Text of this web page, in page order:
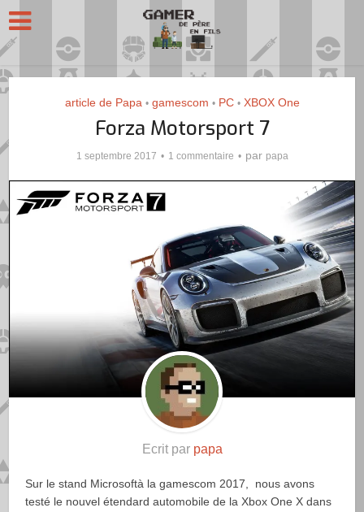
article de Papa • gamescom • PC • XBOX One
Forza Motorsport 7
1 septembre 2017 1 commentaire par papa
Ecrit par papa
Sur le stand Microsoftà la gamescom 2017, nous avons
testé le nouvel étendard automobile de la Xbox One X dans